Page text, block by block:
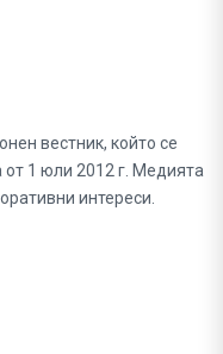
вестник, който се
1 юли 2012 г. Медията
интереси.